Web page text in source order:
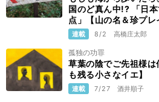
国のど真ん中!? 「日
点」【山の名＆珍プレ
連載 8/2 高橋庄太郎
孤独の功罪
草葉の陰でご先祖様
も残る小さなイエ】
連載 7/27 酒井順子